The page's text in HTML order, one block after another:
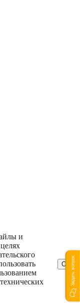
и
ОК Задать вопрос